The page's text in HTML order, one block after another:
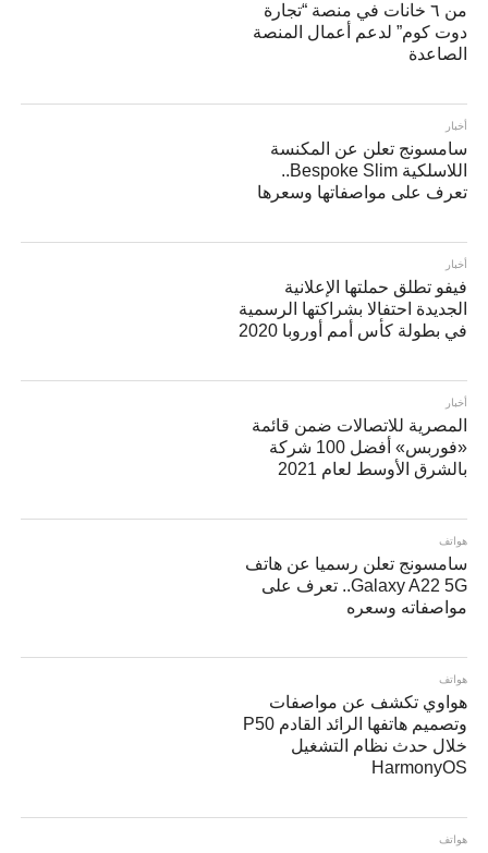
من ٦ خانات في منصة “تجارة
دوت كوم” لدعم أعمال المنصة
الصاعدة
أخبار
سامسونج تعلن عن المكنسة
اللاسلكية Bespoke Slim..
تعرف على مواصفاتها وسعرها
أخبار
فيفو تطلق حملتها الإعلانية
الجديدة احتفالا بشراكتها الرسمية
في بطولة كأس أمم أوروبا 2020
أخبار
المصرية للاتصالات ضمن قائمة
«فوربس» أفضل 100 شركة
بالشرق الأوسط لعام 2021
هواتف
سامسونج تعلن رسميا عن هاتف
Galaxy A22 5G.. تعرف على
مواصفاته وسعره
هواتف
هواوي تكشف عن مواصفات
وتصميم هاتفها الرائد القادم P50
خلال حدث نظام التشغيل
HarmonyOS
هواتف